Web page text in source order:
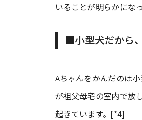
いることが明らかにな
■小型犬だから
Aちゃんをかんだのは
が祖父母宅の室内で放
起きています。[*4]